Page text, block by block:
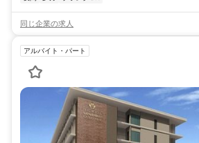
同じ企業の求人
アルバイト・パート